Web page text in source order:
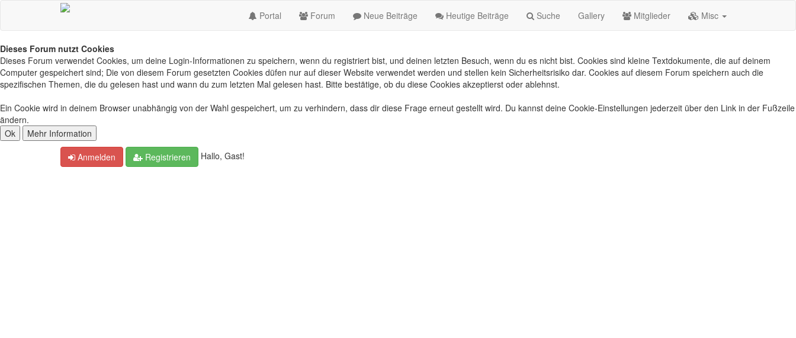
Portal Forum Neue Beiträge Heutige Beiträge Suche Gallery Mitglieder Misc
Dieses Forum nutzt Cookies
Dieses Forum verwendet Cookies, um deine Login-Informationen zu speichern, wenn du registriert bist, und deinen letzten Besuch, wenn du es nicht bist. Cookies sind kleine Textdokumente, die auf deinem
Computer gespeichert sind; Die von diesem Forum gesetzten Cookies düfen nur auf dieser Website verwendet werden und stellen kein Sicherheitsrisiko dar. Cookies auf diesem Forum speichern auch die
spezifischen Themen, die du gelesen hast und wann du zum letzten Mal gelesen hast. Bitte bestätige, ob du diese Cookies akzeptierst oder ablehnst.
Ein Cookie wird in deinem Browser unabhängig von der Wahl gespeichert, um zu verhindern, dass dir diese Frage erneut gestellt wird. Du kannst deine Cookie-Einstellungen jederzeit über den Link in der Fußzeile
ändern.
Anmelden Registrieren Hallo, Gast!